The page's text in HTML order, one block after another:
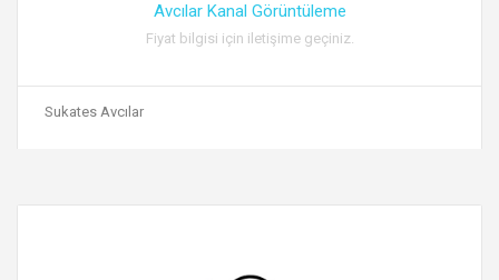
Avcılar Kanal Görüntüleme
Fiyat bilgisi için iletişime geçiniz.
Sukates Avcılar